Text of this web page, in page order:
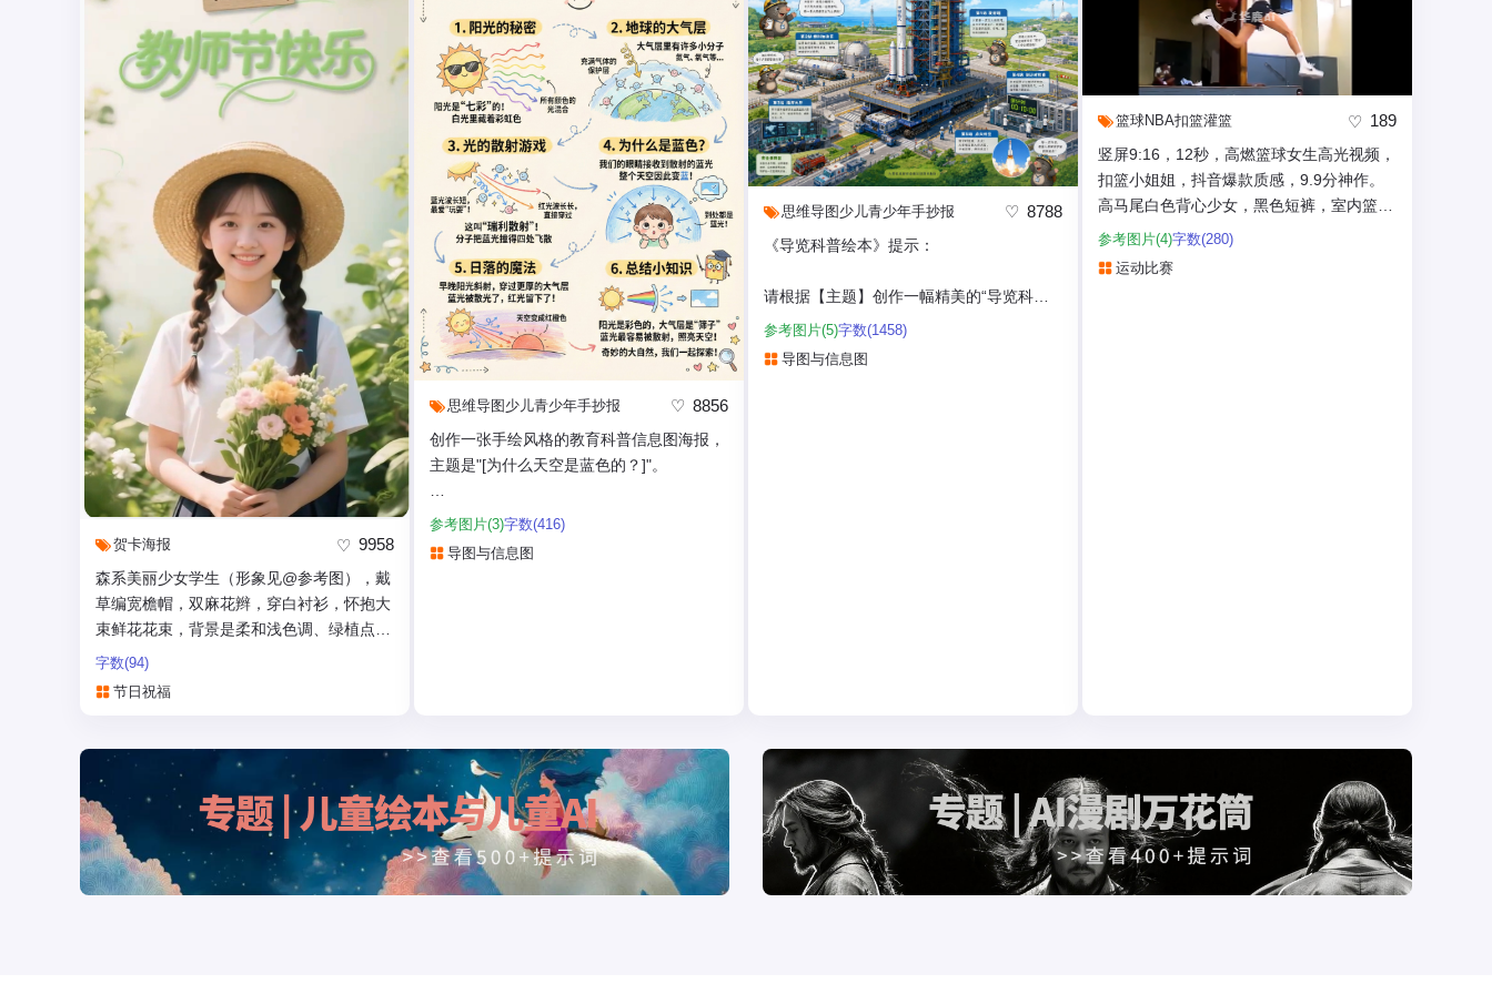
贺卡海报 9958
森系美丽少女学生（形象见@参考图），戴
草编宽檐帽，双麻花辫，穿白衬衫，怀抱大
束鲜花花束，背景是柔和浅色调、绿植点
缀，呈现清新治愈、...
字数(94)
节日祝福
思维导图 少儿青少年手抄报 8856
创作一张手绘风格的教育科普信息图海报，
主题是"[为什么天空是蓝色的？]"。
版面要求：
参考图片(3)字数(416)
导图与信息图
思维导图 少儿青少年手抄报 8788
《导览科普绘本》提示：
请根据【主题】创作一幅精美的“导览科普
绘本”风格插画。
参考图片(5)字数(1458)
导图与信息图
篮球NBA扣篮灌篮 189
竖屏9:16，12秒，高燃篮球女生高光视频，
扣篮小姐姐，抖音爆款质感，9.9分神作。
高马尾白色背心少女，黑色短裤，室内篮球
场，自然光侧逆光...
参考图片(4)字数(280)
运动比赛